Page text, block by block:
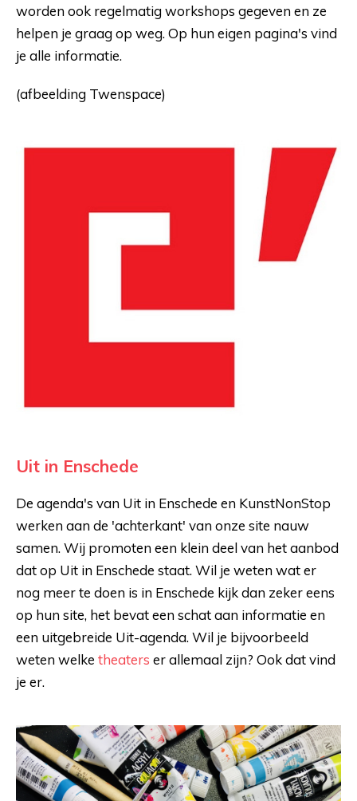
worden ook regelmatig workshops gegeven en ze
helpen je graag op weg. Op hun eigen pagina's vind
je alle informatie.
(afbeelding Twenspace)
Uit in Enschede
De agenda's van Uit in Enschede en KunstNonStop
werken aan de 'achterkant' van onze site nauw
samen. Wij promoten een klein deel van het aanbod
dat op Uit in Enschede staat. Wil je weten wat er
nog meer te doen is in Enschede kijk dan zeker eens
op hun site, het bevat een schat aan informatie en
een uitgebreide Uit-agenda. Wil je bijvoorbeeld
weten welke theaters er allemaal zijn? Ook dat vind
je er.